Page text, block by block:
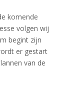
komende
volgen wij
begint zijn
er gestart
van de